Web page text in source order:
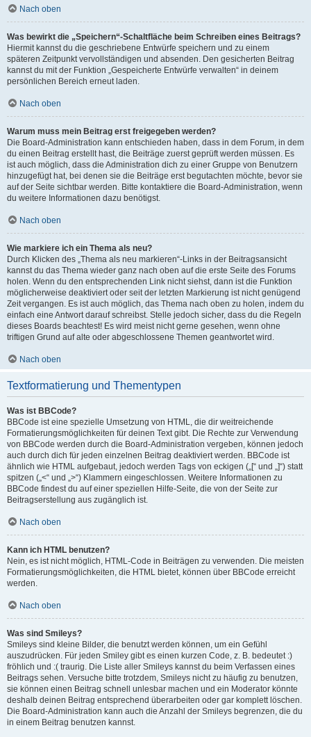
Nach oben
Was bewirkt die „Speichern“-Schaltfläche beim Schreiben eines Beitrags?
Hiermit kannst du die geschriebene Entwürfe speichern und zu einem
späteren Zeitpunkt vervollständigen und absenden. Den gesicherten Beitrag
kannst du mit der Funktion „Gespeicherte Entwürfe verwalten“ in deinem
persönlichen Bereich erneut laden.
Nach oben
Warum muss mein Beitrag erst freigegeben werden?
Die Board-Administration kann entschieden haben, dass in dem Forum, in dem
du einen Beitrag erstellt hast, die Beiträge zuerst geprüft werden müssen. Es
ist auch möglich, dass die Administration dich zu einer Gruppe von Benutzern
hinzugefügt hat, bei denen sie die Beiträge erst begutachten möchte, bevor sie
auf der Seite sichtbar werden. Bitte kontaktiere die Board-Administration, wenn
du weitere Informationen dazu benötigst.
Nach oben
Wie markiere ich ein Thema als neu?
Durch Klicken des „Thema als neu markieren“-Links in der Beitragsansicht
kannst du das Thema wieder ganz nach oben auf die erste Seite des Forums
holen. Wenn du den entsprechenden Link nicht siehst, dann ist die Funktion
möglicherweise deaktiviert oder seit der letzten Markierung ist nicht genügend
Zeit vergangen. Es ist auch möglich, das Thema nach oben zu holen, indem du
einfach eine Antwort darauf schreibst. Stelle jedoch sicher, dass du die Regeln
dieses Boards beachtest! Es wird meist nicht gerne gesehen, wenn ohne
triftigen Grund auf alte oder abgeschlossene Themen geantwortet wird.
Nach oben
Textformatierung und Thementypen
Was ist BBCode?
BBCode ist eine spezielle Umsetzung von HTML, die dir weitreichende
Formatierungsmöglichkeiten für deinen Text gibt. Die Rechte zur Verwendung
von BBCode werden durch die Board-Administration vergeben, können jedoch
auch durch dich für jeden einzelnen Beitrag deaktiviert werden. BBCode ist
ähnlich wie HTML aufgebaut, jedoch werden Tags von eckigen („[“ und „]“) statt
spitzen („<“ und „>“) Klammern eingeschlossen. Weitere Informationen zu
BBCode findest du auf einer speziellen Hilfe-Seite, die von der Seite zur
Beitragserstellung aus zugänglich ist.
Nach oben
Kann ich HTML benutzen?
Nein, es ist nicht möglich, HTML-Code in Beiträgen zu verwenden. Die meisten
Formatierungsmöglichkeiten, die HTML bietet, können über BBCode erreicht
werden.
Nach oben
Was sind Smileys?
Smileys sind kleine Bilder, die benutzt werden können, um ein Gefühl
auszudrücken. Für jeden Smiley gibt es einen kurzen Code, z. B. bedeutet :)
fröhlich und :( traurig. Die Liste aller Smileys kannst du beim Verfassen eines
Beitrags sehen. Versuche bitte trotzdem, Smileys nicht zu häufig zu benutzen,
sie können einen Beitrag schnell unlesbar machen und ein Moderator könnte
deshalb deinen Beitrag entsprechend überarbeiten oder gar komplett löschen.
Die Board-Administration kann auch die Anzahl der Smileys begrenzen, die du
in einem Beitrag benutzen kannst.